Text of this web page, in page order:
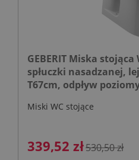
GEBERIT Miska stojąca
spłuczki nasadzanej,
T67cm, odpływ
Miski WC stojące
339,52 zł530,50 zł